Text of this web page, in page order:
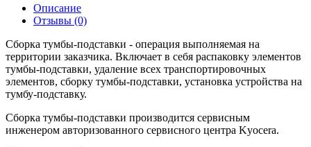
Описание
Отзывы (0)
Сборка тумбы-подставки - операция выполняемая на
территории заказчика. Включает в себя распаковку элементов
тумбы-подставки, удаление всех транспортировочных
элементов, сборку тумбы-подставки, установка устройства на
тумбу-подставку.
Сборка тумбы-подставки производится сервисным
инженером авторизованного сервисного центра Kyocera.